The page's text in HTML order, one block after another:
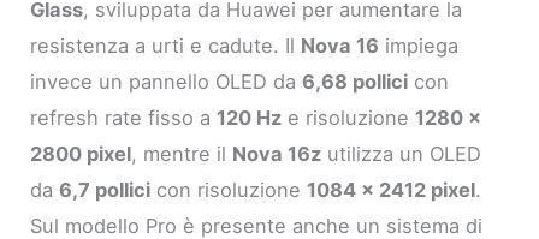
Glass, sviluppata da Huawei per aumentare la
resistenza a urti e cadute. Il Nova 16 impiega
invece un pannello OLED da6,68 pollici con
refresh rate fisso a 120 Hz e risoluzione 1280 x
2800 pixel, mentre il Nova 16z utilizza un OLED
da6,7 pollici con risoluzione 1084 x 2412 pixel.
Sul modello Pro è presente anche un sistema di